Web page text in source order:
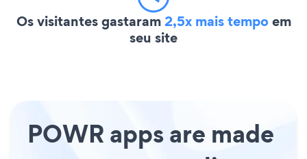
Os visitantes gastaram2,5x mais tempoem
seu site
POWR apps are made